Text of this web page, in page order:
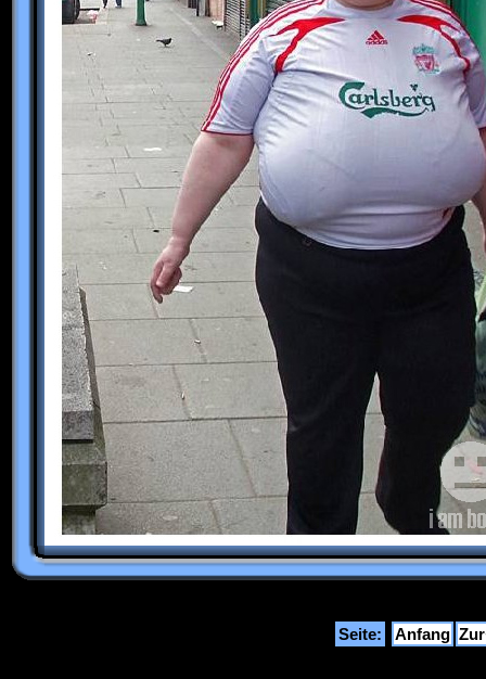
Seite: Anfang